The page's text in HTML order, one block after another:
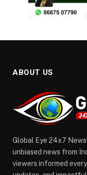
ABOUT US
Global Eye 24x7
unbiased news from
viewers informed